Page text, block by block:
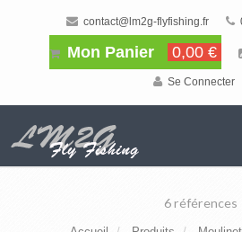
contact@lm2g-flyfishing.fr
Mon Panier 0,00 €
Se Connecter
6 références